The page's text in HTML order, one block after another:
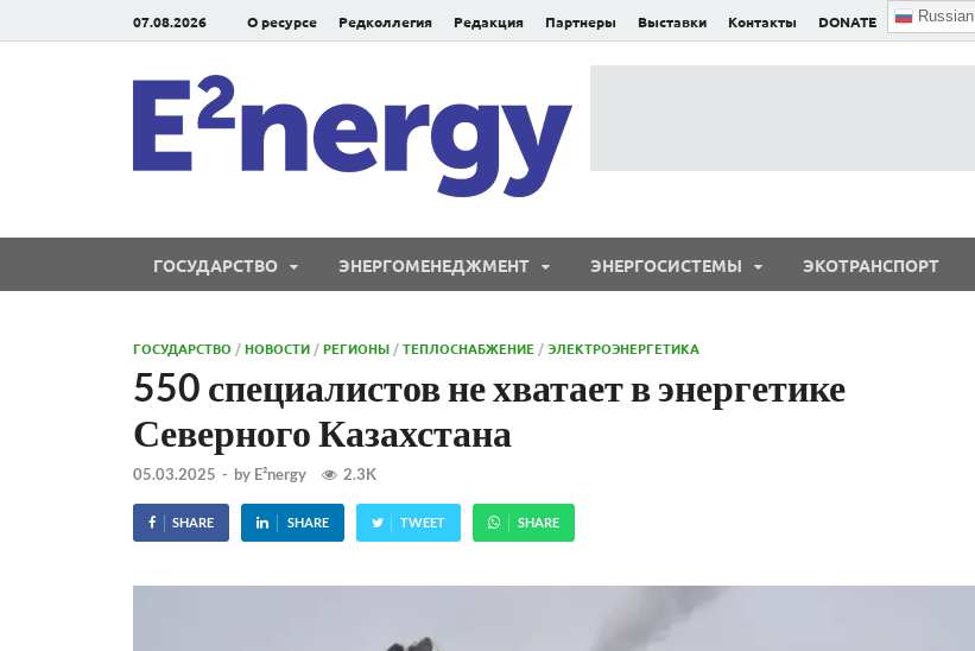
07.08.2026 О ресурсе Редколлегия Редакция Партнеры Выставки Контакты DONATE Russian
ГОСУДАРСТВО ЭНЕРГОМЕНЕДЖМЕНТ ЭНЕРГОСИСТЕМЫ ЭКОТРАНСПОРТ
ГОСУДАРСТВО /НОВОСТИ /РЕГИОНЫ /ТЕПЛОСНАБЖЕНИЕ /ЭЛЕКТРОЭНЕРГЕТИКА
550 специалистов не хватает в энергетике
Северного Казахстана
05.03.2025 - by E²nergy 2.3K
SHARE SHARE TWEET SHARE